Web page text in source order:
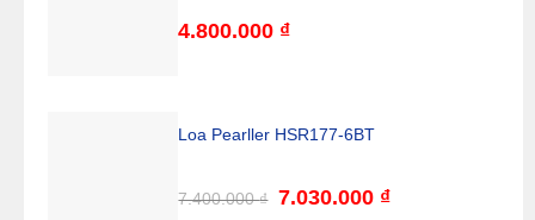
4.800.000 ₫
Loa Pearller HSR177-6BT
7.400.000₫ Giá
gốc
7.030.000 ₫Giá